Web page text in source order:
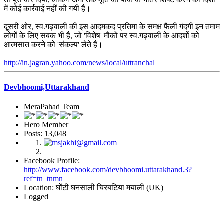
में कोई कार्रवाई नहीं की गयी है।
दूसरी ओर, स्व.गढ़वाली की इस आदमकद प्रतिमा के समक्ष फैली गंदगी इन तमाम
लोगों के लिए सबक भी है, जो 'विशेष' मौकों पर स्व.गढ़वाली के आदर्शो को
आत्मसात करने को 'संकल्प' लेते हैं।
http://in.jagran.yahoo.com/news/local/uttranchal
Devbhoomi,Uttarakhand
MeraPahad Team
Hero Member
Posts: 13,048
Facebook Profile:
http://www.facebook.com/devbhoomi.uttarakhand.3?
ref=tn_tnmn
Location: घोंटी घनसाली चिरबटिया मयाली (UK)
Logged